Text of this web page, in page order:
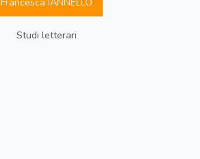
Studi letterari